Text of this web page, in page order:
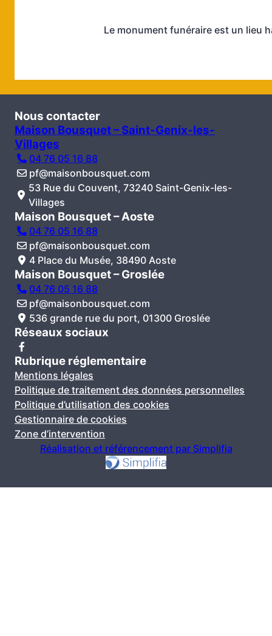
Le monument funéraire est un lieu
Nous contacter
Maison Bousquet – Saint-Genix-les-
Villages
04 76 05 16 88
pf@maisonbousquet.com
53 Rue du Couvent, 73240 Saint-Genix-les-
Villages
Maison Bousquet – Aoste
04 76 05 16 88
pf@maisonbousquet.com
4 Place du Musée, 38490 Aoste
Maison Bousquet – Groslée
04 76 05 16 88
pf@maisonbousquet.com
536 grande rue du port, 01300 Groslée
Réseaux sociaux
Rubrique réglementaire
Mentions légales
Politique de traitement des données personnelles
Politique d’utilisation des cookies
Gestionnaire de cookies
Zone d’intervention
Réalisation et référencement par Simplifia